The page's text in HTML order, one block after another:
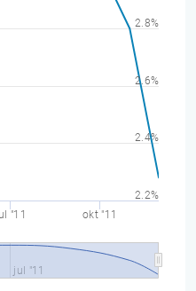
"11 okt "11
jul "11
2.2%
2.4%
2.6%
2.8%